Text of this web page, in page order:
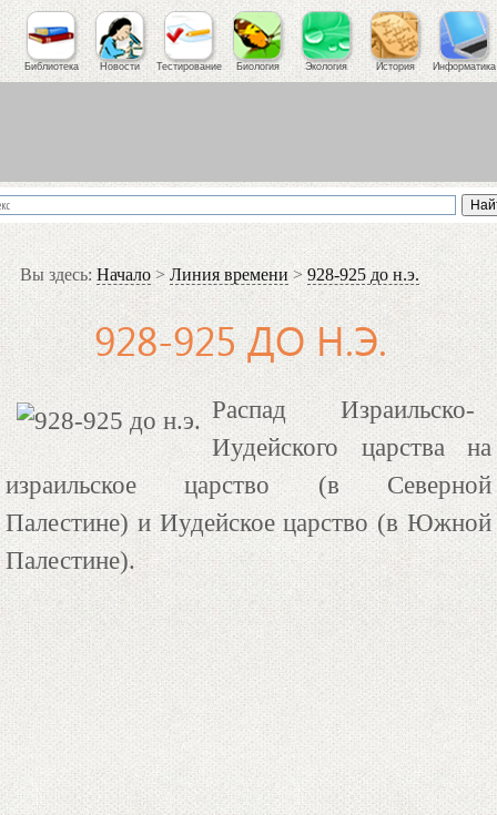
Библиотека Новости Тестирование Биология Экология История Информатика
Вы здесь: Начало >Линия времени >928-925 до н.э.
928-925 ДО Н.Э.
Распад Израильско-
Иудейского царства на
израильское царство (в Северной
Палестине) и Иудейское царство (в Южной
Палестине).